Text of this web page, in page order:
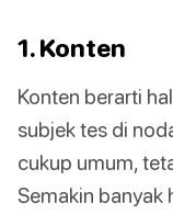
1. Konten
Konten berarti
subjek tes di
cukup umum,
Semakin banyak